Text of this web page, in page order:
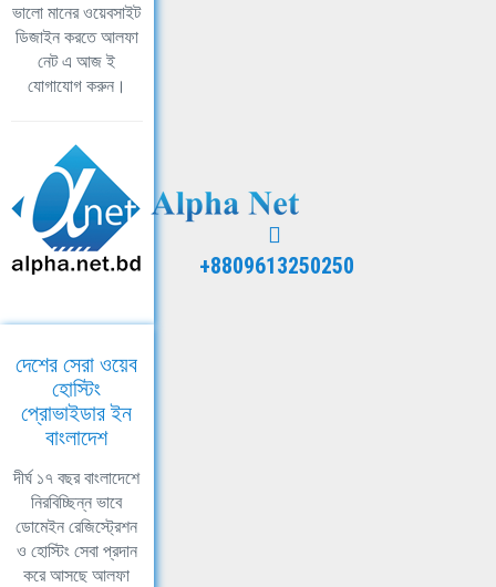
ভালো মানের ওয়েবসাইট
ডিজাইন করতে আলফা
নেট এ আজ ই
যোগাযোগ করুন।
+8809613250250
দেশের সেরা ওয়েব
হোস্টিং
প্রোভাইডার ইন
বাংলাদেশ
দীর্ঘ ১৭ বছর বাংলাদেশে
নিরবিচ্ছিন্ন ভাবে
ডোমেইন রেজিস্ট্রেশন
ও হোস্টিং সেবা প্রদান
করে আসছে আলফা